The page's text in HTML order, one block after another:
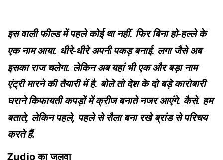
इस वाली फील्ड में पहले कोई था नहीं. फिर बिना हो-हल्ले के
एक नाम आया. धीरे-धीरे अपनी पकड़ बनाई. लगा जैसे अब
इसका राज चलेगा. लेकिन अब यहां भी एक और बड़ा नाम
एंट्री मारने की तैयारी में है. बोले तो देश के दो बड़े कारोबारी
घराने किफायती कपड़ों में क्रीज बनाते नजर आएंगे. कैसे. हम
बताते, लेकिन पहले, पहले से रौला बना रखे ब्रांड से परिचय
करते हैं.
Zudio का जलवा